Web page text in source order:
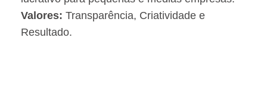
Valores: Transparência, Criatividade e
Resultado.